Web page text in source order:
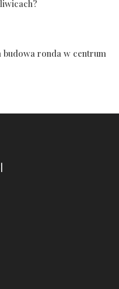
budowa ronda w centrum